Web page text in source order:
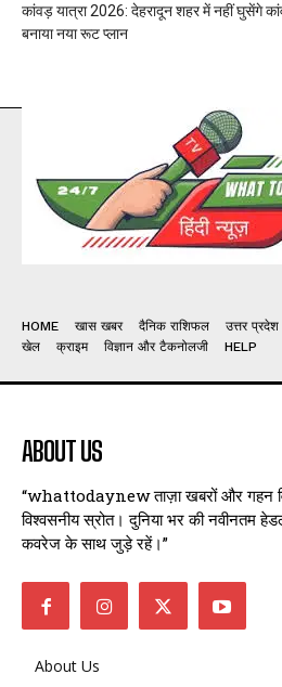
कांवड़ यात्रा 2026: देहरादून शहर में नहीं घुसेंगे
बनाया नया रूट प्लान
HOME खास खबर दैनिक राशिफल उत्तर प्रदेश
खेल
क्राइम विज्ञान और टैकनोलजी HELP
ABOUT US
“whattodaynew ताज़ा खबरों और गहन
विश्वसनीय स्रोत। दुनिया भर की नवीनतम
कवरेज के साथ जुड़े रहें।”
About Us